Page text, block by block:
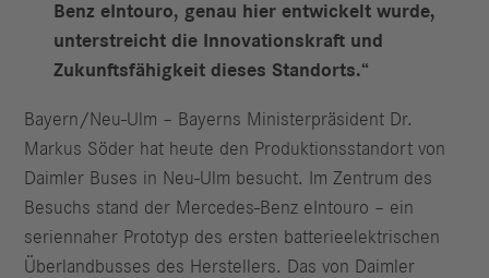
Benz eIntouro, genau hier entwickelt wurde,
unterstreicht die Innovationskraft und
Zukunftsfähigkeit dieses Standorts.“
Bayern/Neu-Ulm – Bayerns Ministerpräsident Dr.
Markus Söder hat heute den Produktionsstandort von
Daimler Buses in Neu‑Ulm besucht. Im Zentrum des
Besuchs stand der Mercedes‑Benz eIntouro – ein
seriennaher Prototyp des ersten batterieelektrischen
Überlandbusses des Herstellers. Das von Daimler